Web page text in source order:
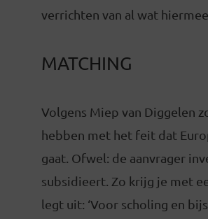
verrichten van al wat
MATCHING
Volgens Miep van Diggelen
hebben met het feit dat
gaat. Ofwel: de aanvrager
subsidieert. Zo krijg je met
legt uit: ‘Voor scholing en